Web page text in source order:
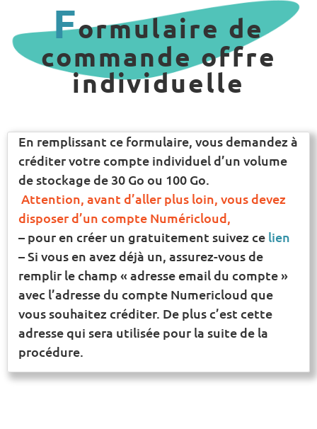
Formulaire de
commande offre
individuelle
En remplissant ce formulaire, vous demandez à
créditer votre compte individuel d’un volume
de stockage de 30 Go ou 100 Go.
Attention, avant d’aller plus loin, vous devez
disposer d’un compte Numéricloud,
– pour en créer un gratuitement suivez ce lien
– Si vous en avez déjà un, assurez-vous de
remplir le champ « adresse email du compte »
avec l’adresse du compte Numericloud que
vous souhaitez créditer. De plus c’est cette
adresse qui sera utilisée pour la suite de la
procédure.